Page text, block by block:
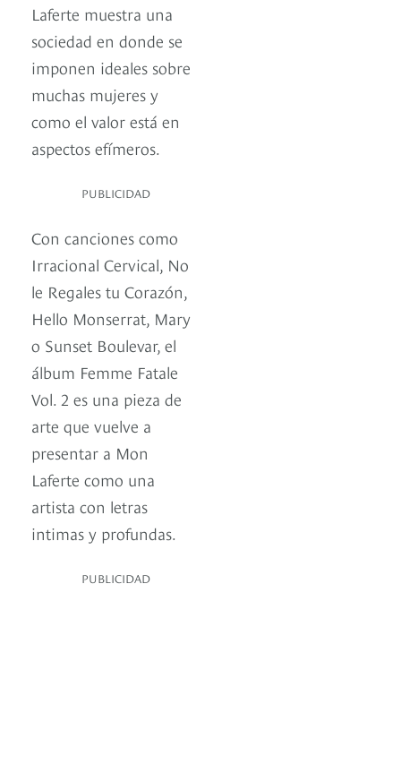
Laferte muestra una
sociedad en donde se
imponen ideales sobre
muchas mujeres y
como el valor está en
aspectos efímeros.
PUBLICIDAD
Con canciones como
Irracional Cervical, No
le Regales tu Corazón,
Hello Monserrat, Mary
o Sunset Boulevar, el
álbum Femme Fatale
Vol. 2 es una pieza de
arte que vuelve a
presentar a Mon
Laferte como una
artista con letras
intimas y profundas.
PUBLICIDAD